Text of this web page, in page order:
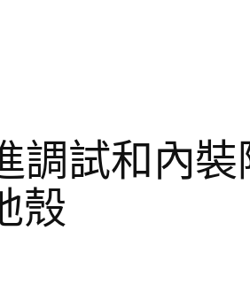
試和內裝
殼